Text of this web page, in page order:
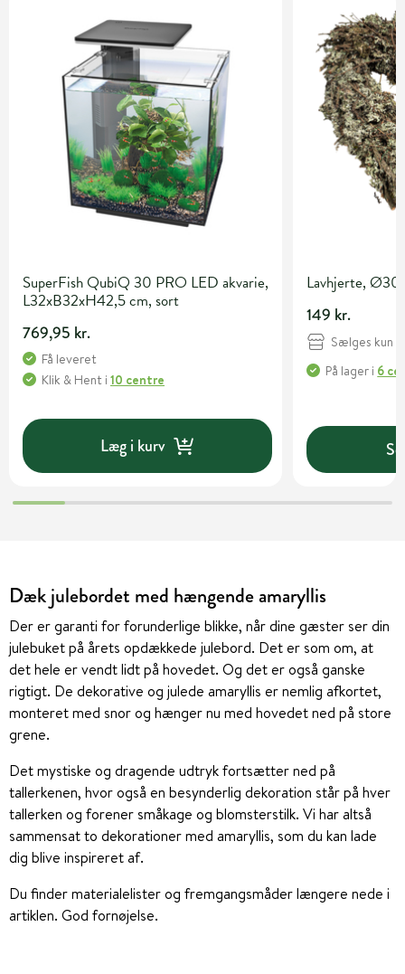
SuperFish QubiQ 30 PRO LED akvarie,
L32xB32xH42,5 cm, sort
769,95 kr.
Få leveret
Klik & Hent i 10 centre
Læg i kurv
Lavhjerte, Ø30
149 kr.
Sælges kun i
På lager i 6
Dæk julebordet med hængende amaryllis
Der er garanti for forunderlige blikke, når dine gæster ser din
julebuket på årets opdækkede julebord. Det er som om, at
det hele er vendt lidt på hovedet. Og det er også ganske
rigtigt. De dekorative og julede amaryllis er nemlig afkortet,
monteret med snor og hænger nu med hovedet ned på store
grene.
Det mystiske og dragende udtryk fortsætter ned på
tallerkenen, hvor også en besynderlig dekoration står på hver
tallerken og forener småkage og blomsterstilk. Vi har altså
sammensat to dekorationer med amaryllis, som du kan lade
dig blive inspireret af.
Du finder materialelister og fremgangsmåder længere nede i
artiklen. God fornøjelse.